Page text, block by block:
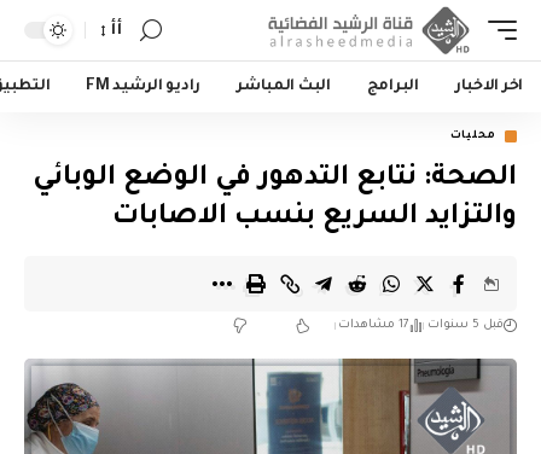
أأ
اخر الاخبار البرامج البث المباشر راديو الرشيد FM
محليات
الصحة: نتابع التدهور في الوضع الوبائي
والتزايد السريع بنسب الاصابات
قبل 5 سنوات 17 مشاهدات